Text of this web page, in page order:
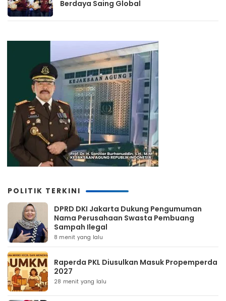
Berdaya Saing Global
POLITIK TERKINI
DPRD DKI Jakarta Dukung Pengumuman
Nama Perusahaan Swasta Pembuang
Sampah Ilegal
8 menit yang lalu
Raperda PKL Diusulkan Masuk Propemperda
2027
28 menit yang lalu